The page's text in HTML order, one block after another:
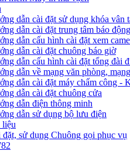
dẫn cài đặt sử dụng khóa vân
dẫn cài đặt trung tâm báo động
dẫn cấu hình cài đặt xem
dẫn cài đặt chuông báo giờ
dẫn cấu hình cài đặt tổng đài
dẫn về mạng văn phòng,
dẫn cài đặt máy chấm công -
dẫn cài đặt chuông cửa
dẫn điện thông minh
dẫn sử dụng bộ lưu điện
liệu
đặt, sử dụng Chuông gọi phục vụ